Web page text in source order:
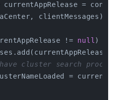
currentAppRelease =
clientMessages);
!= null) {
cluster search process,
=